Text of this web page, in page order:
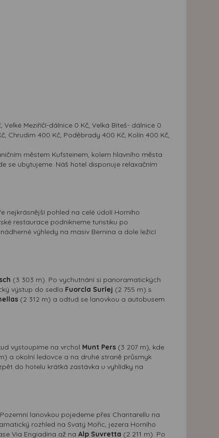
Meziříčí-dálnice 0 Kč, Velká Bíteš- dálnice 0
Chrudim 400 Kč, Poděbrady 400 Kč, Kolín 400 Kč,
městem Kufsteinem, kolem hlavního města
se ubytujeme. Náš hotel disponuje relaxačním
nejkrásnější pohled na celé údolí Horního
restaurace podnikneme turistiku po
výhledy na masiv Bernina a dole ležící
(3 303 m). Po vychutnání si panoramatických
výstup do sedla Fuorcla Surlej (2 755 m) s
(2 312 m) a odtud se lanovkou a autobusem
vystoupíme na vrchol Munt Pers (3 207 m), kde
a okolní ledovce a na druhé straně průsmyk
do hotelu krátká zastávka u vyhlídky na
lanovkou pojedeme přes Chantarellu na
rozhled na Svatý Mořic, jezera Horního
Via Engiadina až na Alp Suvretta (2 211 m). Po